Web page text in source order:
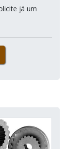
já um